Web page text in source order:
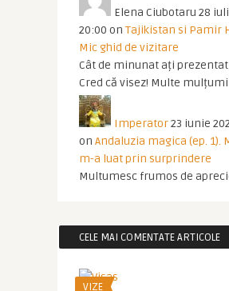
Elena Ciubotaru 28
20:00 on Tajikistan si Pamir
Mic ghid de vizitare
Cât de minunat ați prezentat
Cred că visez! Multe
Imperator23 iunie
on Andaluzia magica (ep. 1).
m-a luat prin surprindere
Multumesc frumos de
CELE MAI COMENTATE ARTICOLE
VIZE